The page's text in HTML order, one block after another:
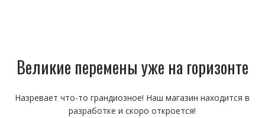
Великие перемены уже на горизонте
Назревает что-то грандиозное! Наш магазин находится в
разработке и скоро откроется!